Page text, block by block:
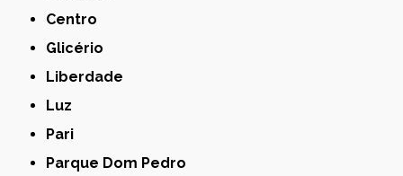
Centro
Glicério
Liberdade
Luz
Pari
Parque Dom Pedro